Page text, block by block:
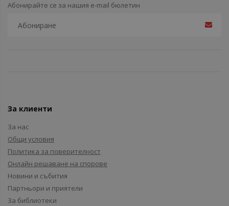
Абонирайте се за нашия e-mail бюлетин
За клиенти
За нас
Общи условия
Политика за поверителност
Онлайн решаване на спорове
Новини и събития
Партньори и приятели
За библиотеки